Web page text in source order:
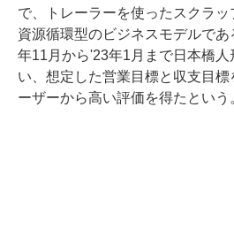
で、トレーラーを使ったスクラッ
資源循環型のビジネスモデルで
年11月から'23年1月まで日本橋
い、想定した営業目標と収支目
ーザーから高い評価を得たという